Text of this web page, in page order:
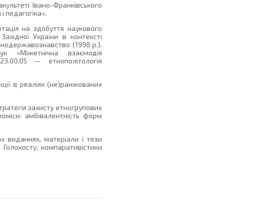
Івано-Франківського
педагогіка».
на здобуття наукового
України в контексті
(1998 р.).
«Міжетнічна взаємодія
— етнополітологія
в реаліях (не)ранжованих
захисту етногрупових
амбівалентність форм
виданнях, матеріали і тези
компаративістики